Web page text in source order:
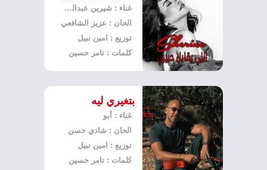
غناء : شيرين عبدالوهاب
الحان : عزيز الشافعي
توزيع : امين نبيل
كلمات : تامر حسين
بتغيري ليه
غناء : أبو
الحان : شادي حسن
توزيع : امين نبيل
كلمات : تامر حسين